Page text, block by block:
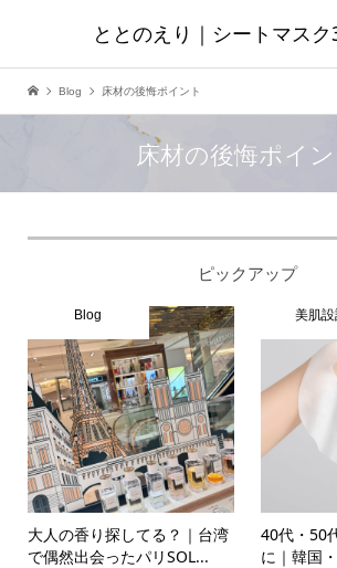
ととのえり｜シートマスク
Blog 床材の後悔ポイント
床材の後悔ポイン
ピックアップ
Blog
大人の香り探してる？｜台湾
で偶然出会ったパリSOL...
美肌
40代・50
に｜韓国